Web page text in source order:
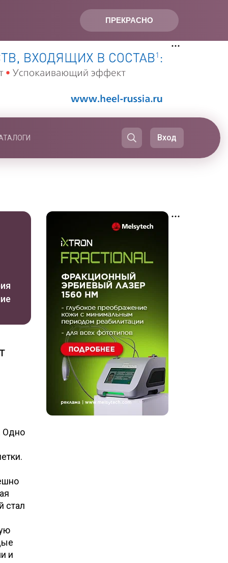
ПРЕКРАСНО
Вход
Одно
стал
и